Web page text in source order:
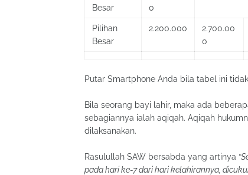
Besar
0
Pilihan
Besar
2.200.000
2.700.00
0
Putar Smartphone Anda bila tabel ini
Bila seorang bayi lahir, maka ada
sebagiannya ialah aqiqah. Aqiqah
dilaksanakan.
Rasulullah SAW bersabda yang artinya “
pada hari ke-7 dari hari kelahirannya,